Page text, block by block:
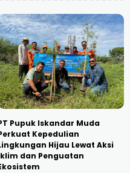
Pupuk Iskandar Muda
Kepedulian
Hijau Lewat Aksi
dan Penguatan